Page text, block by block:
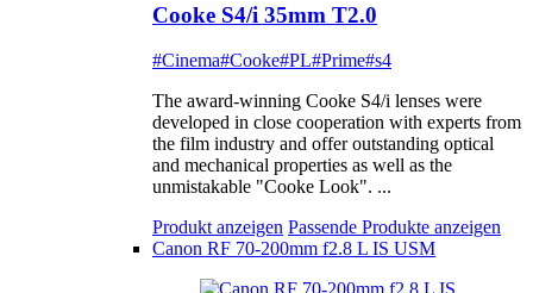
Cooke S4/i 35mm T2.0
#Cinema#Cooke#PL#Prime#s4
The award-winning Cooke S4/i lenses were
developed in close cooperation with experts from
the film industry and offer outstanding optical
and mechanical properties as well as the
unmistakable "Cooke Look". ...
Produkt anzeigen Passende Produkte anzeigen
Canon RF 70-200mm f2.8 L IS USM